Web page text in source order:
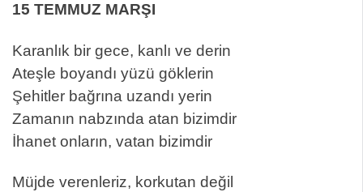
15 TEMMUZ MARŞI
Karanlık bir gece, kanlı ve derin
Ateşle boyandı yüzü göklerin
Şehitler bağrına uzandı yerin
Zamanın nabzında atan bizimdir
İhanet onların, vatan bizimdir
Müjde verenleriz, korkutan değil